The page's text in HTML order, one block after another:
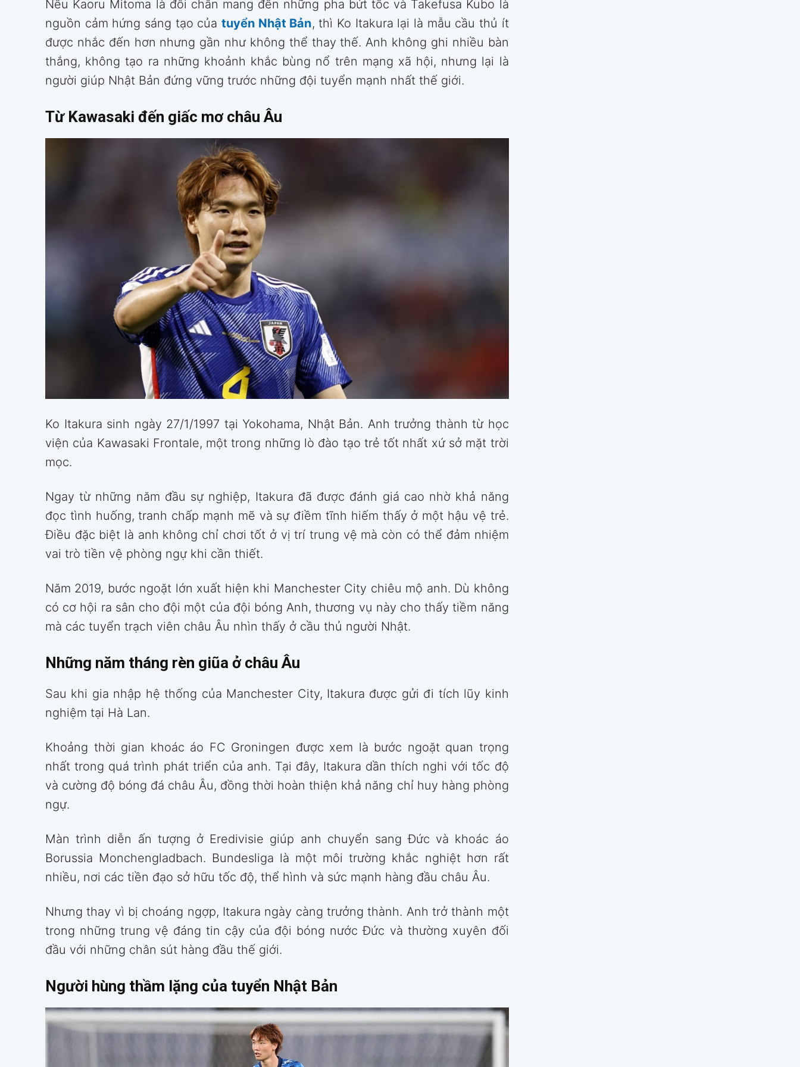
Nếu Kaoru Mitoma là đôi chân mang đến những pha bứt tốc và Takefusa Kubo là
nguồn cảm hứng sáng tạo củatuyển Nhật Bản, thì Ko Itakura lại là mẫu cầu thủ ít
được nhắc đến hơn nhưng gần như không thể thay thế. Anh không ghi nhiều bàn
thắng, không tạo ra những khoảnh khắc bùng nổ trên mạng xã hội, nhưng lại là
người giúp Nhật Bản đứng vững trước những đội tuyển mạnh nhất thế giới.
Từ Kawasaki đến giấc mơ châu Âu
Ko Itakura sinh ngày 27/1/1997 tại Yokohama, Nhật Bản. Anh trưởng thành từ học
viện của Kawasaki Frontale, một trong những lò đào tạo trẻ tốt nhất xứ sở mặt trời
mọc.
Ngay từ những năm đầu sự nghiệp, Itakura đã được đánh giá cao nhờ khả năng
đọc tình huống, tranh chấp mạnh mẽ và sự điềm tĩnh hiếm thấy ở một hậu vệ trẻ.
Điều đặc biệt là anh không chỉ chơi tốt ở vị trí trung vệ mà còn có thể đảm nhiệm
vai trò tiền vệ phòng ngự khi cần thiết.
Năm 2019, bước ngoặt lớn xuất hiện khi Manchester City chiêu mộ anh. Dù không
có cơ hội ra sân cho đội một của đội bóng Anh, thương vụ này cho thấy tiềm năng
mà các tuyển trạch viên châu Âu nhìn thấy ở cầu thủ người Nhật.
Những năm tháng rèn giũa ở châu Âu
Sau khi gia nhập hệ thống của Manchester City, Itakura được gửi đi tích lũy kinh
nghiệm tại Hà Lan.
Khoảng thời gian khoác áo FC Groningen được xem là bước ngoặt quan trọng
nhất trong quá trình phát triển của anh. Tại đây, Itakura dần thích nghi với tốc độ
và cường độ bóng đá châu Âu, đồng thời hoàn thiện khả năng chỉ huy hàng phòng
ngự.
Màn trình diễn ấn tượng ở Eredivisie giúp anh chuyển sang Đức và khoác áo
Borussia Monchengladbach. Bundesliga là một môi trường khắc nghiệt hơn rất
nhiều, nơi các tiền đạo sở hữu tốc độ, thể hình và sức mạnh hàng đầu châu Âu.
Nhưng thay vì bị choáng ngợp, Itakura ngày càng trưởng thành. Anh trở thành một
trong những trung vệ đáng tin cậy của đội bóng nước Đức và thường xuyên đối
đầu với những chân sút hàng đầu thế giới.
Người hùng thầm lặng của tuyển Nhật Bản